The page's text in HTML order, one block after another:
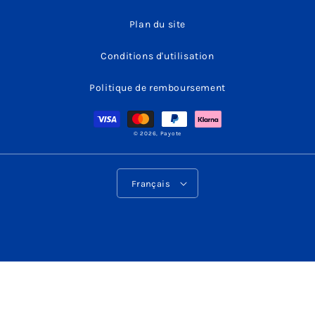
Plan du site
Conditions d'utilisation
Politique de remboursement
© 2026, Payote
L
a
u
Français